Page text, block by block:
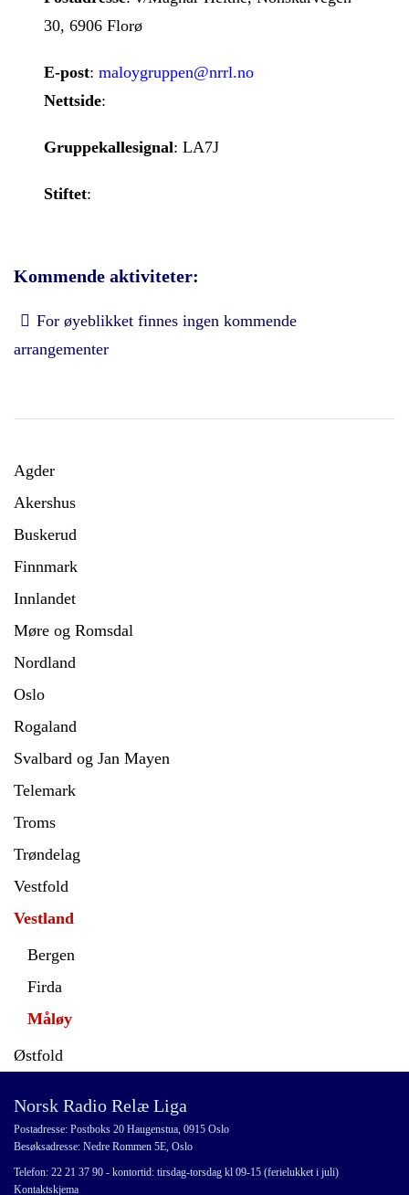
30, 6906 Florø
E-post:maloygruppen@nrrl.no
Nettside:
Gruppekallesignal: LA7J
Stiftet:
Kommende aktiviteter:
For øyeblikket finnes ingen kommende
arrangementer
Agder
Akershus
Buskerud
Finnmark
Innlandet
Møre og Romsdal
Nordland
Oslo
Rogaland
Svalbard og Jan Mayen
Telemark
Troms
Trøndelag
Vestfold
Vestland
Bergen
Firda
Måløy
Østfold
Norsk Radio Relæ Liga
Postadresse: Postboks 20 Haugenstua, 0915 Oslo
Besøksadresse: Nedre Rommen 5E, Oslo
Telefon: 22 21 37 90 - kontortid: tirsdag-torsdag kl 09-15 (ferielukket i juli)
Kontaktskjema